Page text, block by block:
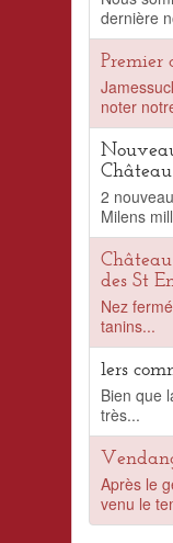
dernière
Premier
noter
2
Milens
des St
Nez
tanins...
1ers
Bien que
très...
Après le
venu le